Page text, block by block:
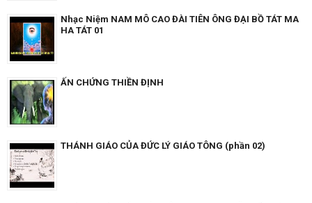
Nhạc Niệm NAM MÔ CAO ĐÀI TIÊN ÔNG ĐẠI BỒ TÁT MA
HA TÁT 01
ẤN CHỨNG THIỀN ĐỊNH
THÁNH GIÁO CỦA ĐỨC LÝ GIÁO TÔNG (phần 02)